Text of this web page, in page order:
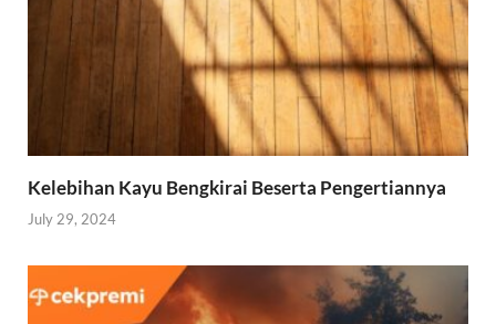
Kelebihan Kayu Bengkirai Beserta Pengertiannya
July 29, 2024